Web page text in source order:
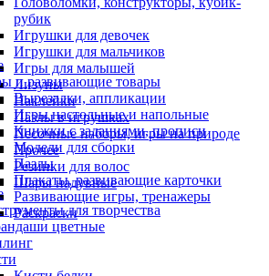
рубик
Игрушки для девочек
Игрушки для мальчиков
Игры для малышей
Лизуны
Наклейки
Пазлы в игрушках
Песочные наборы, игры на природе
Прочее
Резинки для волос
Шары надувные
и развивающие товары
Вырезалки, аппликации
Игры настольные и напольные
Книжки с заданиями, прописи
Модели для сборки
Пазлы
Плакаты, развивающие карточки
Развивающие игры, тренажеры
Раскраскидля творчества
цветные